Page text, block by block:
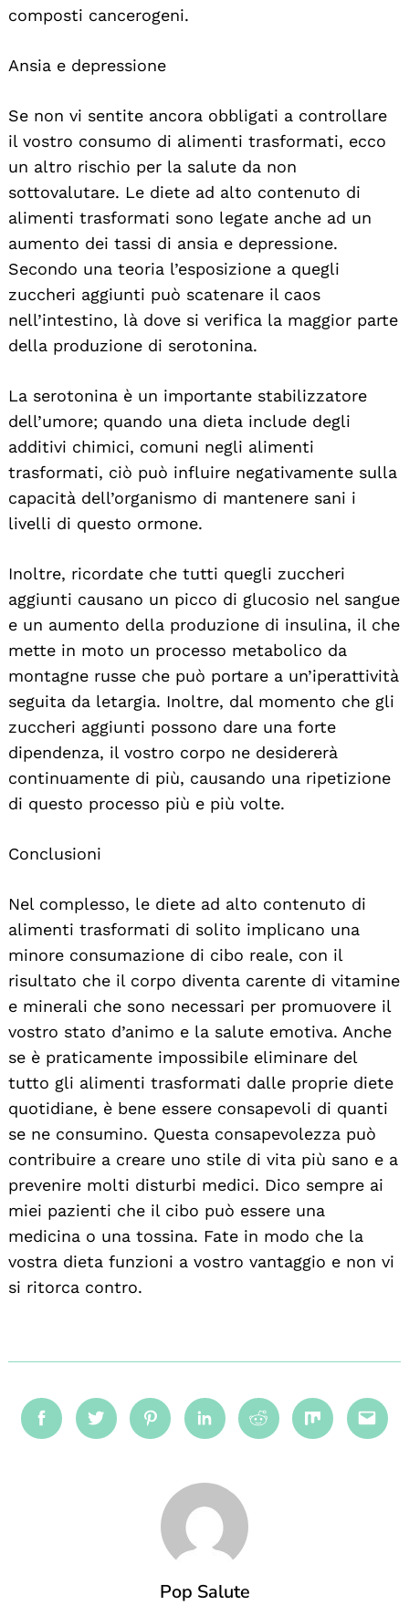
composti cancerogeni.
Ansia e depressione
Se non vi sentite ancora obbligati a controllare
il vostro consumo di alimenti trasformati, ecco
un altro rischio per la salute da non
sottovalutare. Le diete ad alto contenuto di
alimenti trasformati sono legate anche ad un
aumento dei tassi di ansia e depressione.
Secondo una teoria l’esposizione a quegli
zuccheri aggiunti può scatenare il caos
nell’intestino, là dove si verifica la maggior parte
della produzione di serotonina.
La serotonina è un importante stabilizzatore
dell’umore; quando una dieta include degli
additivi chimici, comuni negli alimenti
trasformati, ciò può influire negativamente sulla
capacità dell’organismo di mantenere sani i
livelli di questo ormone.
Inoltre, ricordate che tutti quegli zuccheri
aggiunti causano un picco di glucosio nel sangue
e un aumento della produzione di insulina, il che
mette in moto un processo metabolico da
montagne russe che può portare a un’iperattività
seguita da letargia. Inoltre, dal momento che gli
zuccheri aggiunti possono dare una forte
dipendenza, il vostro corpo ne desidererà
continuamente di più, causando una ripetizione
di questo processo più e più volte.
Conclusioni
Nel complesso, le diete ad alto contenuto di
alimenti trasformati di solito implicano una
minore consumazione di cibo reale, con il
risultato che il corpo diventa carente di vitamine
e minerali che sono necessari per promuovere il
vostro stato d’animo e la salute emotiva. Anche
se è praticamente impossibile eliminare del
tutto gli alimenti trasformati dalle proprie diete
quotidiane, è bene essere consapevoli di quanti
se ne consumino. Questa consapevolezza può
contribuire a creare uno stile di vita più sano e a
prevenire molti disturbi medici. Dico sempre ai
miei pazienti che il cibo può essere una
medicina o una tossina. Fate in modo che la
vostra dieta funzioni a vostro vantaggio e non vi
si ritorca contro.
FacebookTwitterPinterestLinkedinRedditMix
Pop Salute